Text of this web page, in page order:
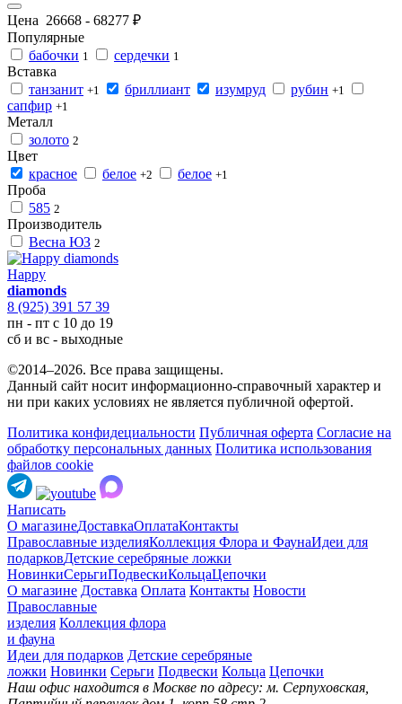
Цена 26668 - 68277 ₽
Популярные
бабочки 1 сердечки 1
Вставка
танзанит +1 бриллиант изумруд рубин +1
сапфир +1
Металл
золото 2
Цвет
красное
белое +2 белое +1
Проба
585 2
Производитель
Весна ЮЗ 2
Happy
diamonds
8 (925) 391 57 39
пн - пт с 10 до 19
сб и вс - выходные
©2014–2026. Все права защищены.
Данный сайт носит информационно-справочный характер и
ни при каких условиях не является публичной офертой.
Политика конфидециальности Публичная оферта Согласие на
обработку персональных данных Политика использования
файлов cookie
Написать
О магазинеДоставкаОплатаКонтакты
Православные изделияКоллекция Флора и ФаунаИдеи для
подарковДетские серебряные ложки
НовинкиСерьгиПодвескиКольцаЦепочки
О магазине Доставка Оплата Контакты Новости
Православные
изделия Коллекция флора
и фауна
Идеи для подарков Детские серебряные
ложки Новинки Серьги Подвески Кольца Цепочки
Наш офис находится в Москве по адресу: м. Серпуховская,